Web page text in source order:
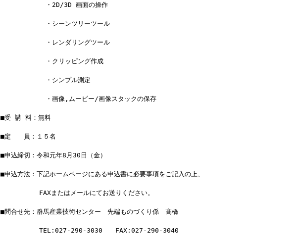
・2D/3D 画面の操作
・シーンツリーツール
・レンダリングツール
・クリッピング作成
・シンプル測定
・画像,ムービー/画像スタックの保存
■受 講 料：無料
■定　　員：１５名
■申込締切：令和元年8月30日（金）
■申込方法：下記ホームページにある申込書に必要事項をご記入の上、
FAXまたはメールにてお送りください。
■問合せ先：群馬産業技術センター　先端ものづくり係　髙橋
TEL:027-290-3030　　FAX:027-290-3040